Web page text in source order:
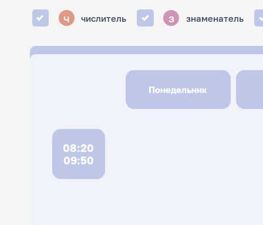
ч числитель з знаменатель
Понедельник
08:20
09:50